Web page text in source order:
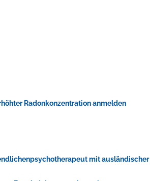
Radonkonzentration anmelden
mit ausländischer